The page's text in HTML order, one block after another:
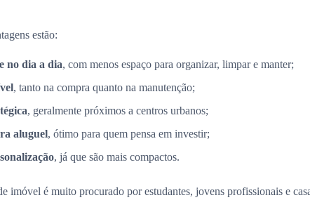
estão:
no dia a dia, com menos espaço para organizar, limpar e manter;
, tanto na compra quanto na manutenção;
, geralmente próximos a centros urbanos;
aluguel, ótimo para quem pensa em investir;
, já que são mais compactos.
imóvel é muito procurado por estudantes, jovens profissionais e